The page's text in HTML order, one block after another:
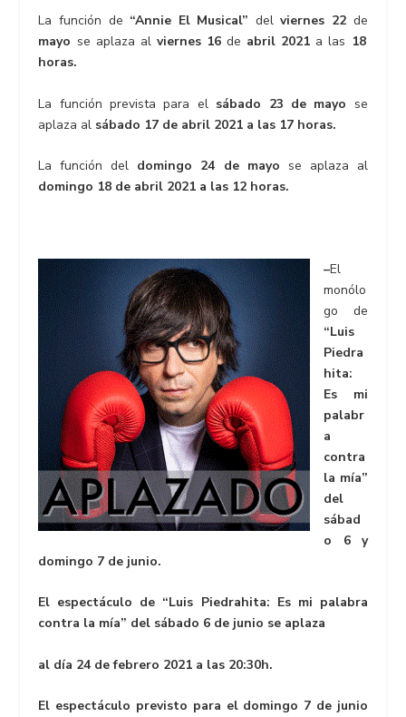
La función de “Annie El Musical” delviernes 22 de
mayo se aplaza al viernes 16de abril 2021 a las 18
horas.
La función prevista para el sábado 23 de mayo se
aplaza al sábado 17 de abril 2021 a las 17 horas.
La función del domingo 24 de mayo se aplaza al
domingo 18 de abril 2021 a las 12 horas.
–El
monólo
go de
“Luis
Piedra
hita:
Es mi
palabr
a
contra
la mía”
del
sábad
o 6 y
domingo 7 de junio.
El espectáculo de “Luis Piedrahita: Es mi palabra
contra la mía” del sábado 6 de junio se aplaza
al día 24 de febrero 2021 a las 20:30h.
El espectáculo previsto para el domingo 7 de junio